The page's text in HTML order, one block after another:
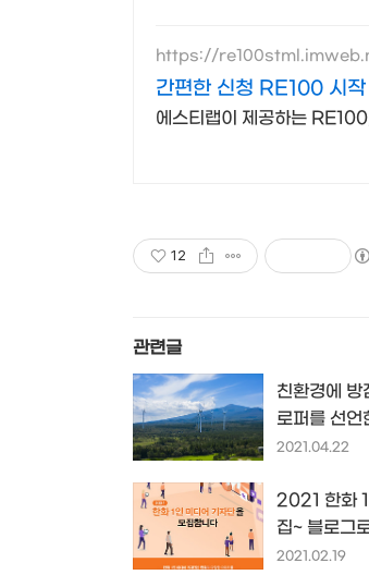
https://
간편한 신청 RE100 시작
에스티랩이 제공하는
12
관련글
친환경에 방
로퍼를 선언
RE100을 선
2021.04.22
2021 한화
집~ 블로그
동, 한화와
2021.02.19